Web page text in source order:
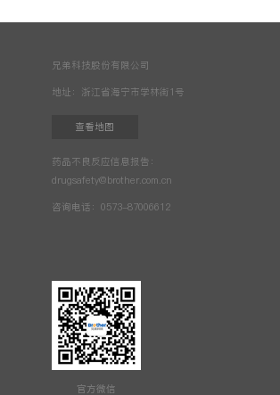
兄弟科技股份有限公司
地址：浙江省海宁市学林街1号
查看地图
药品不良反应信息报告：
drugsafety@brother.com.cn
咨询电话：0573-87006612
官方微信